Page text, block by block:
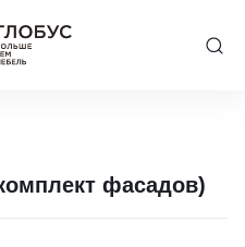
фасадов)